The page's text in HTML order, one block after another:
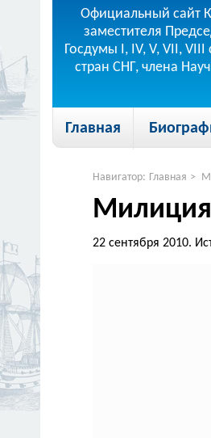
Официальный сайт
заместителя
Госдумы I, IV, V, VII,
стран СНГ, члена
Главная
Навигатор: Главная >
Милиция
22 сентября 2010.